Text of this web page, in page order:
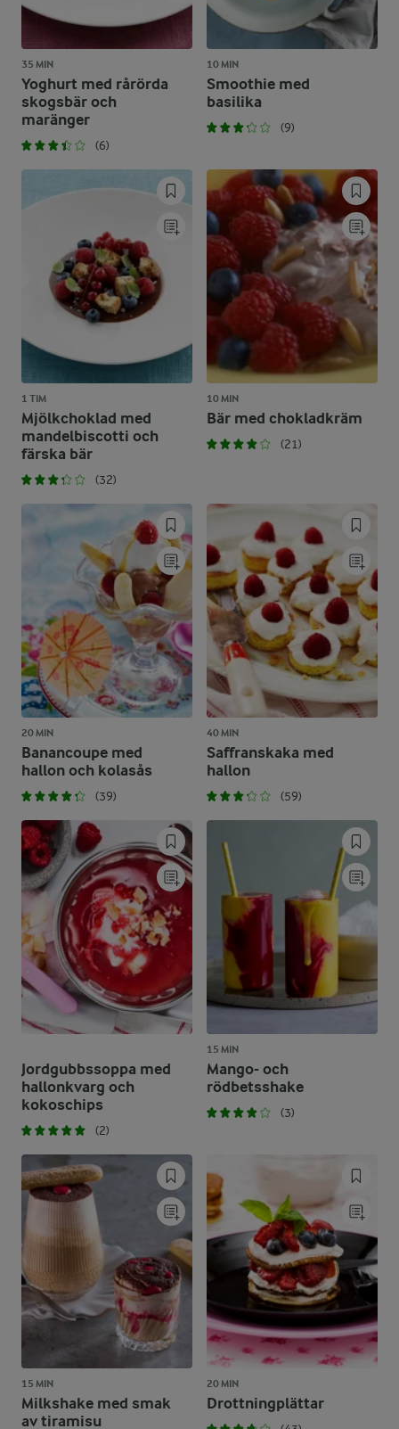
35 MIN
Yoghurt med rårörda
skogsbär och
maränger
(6)
10 MIN
Smoothie med
basilika
(9)
1 TIM
Mjölkchoklad med
mandelbiscotti och
färska bär
(32)
10 MIN
Bär med chokladkräm
(21)
20 MIN
Banancoupe med
hallon och kolasås
(39)
40 MIN
Saffranskaka med
hallon
(59)
Jordgubbssoppa med
hallonkvarg och
kokoschips
(2)
15 MIN
Mango- och
rödbetsshake
(3)
15 MIN
Milkshake med smak
av tiramisu
20 MIN
Drottningplättar